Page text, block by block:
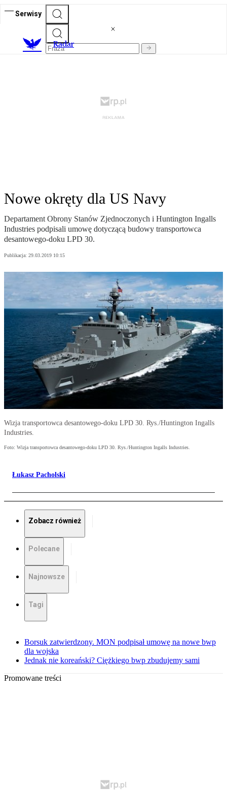
Serwisy
Radar
Nowe okręty dla US Navy
Departament Obrony Stanów Zjednoczonych i Huntington Ingalls
Industries podpisali umowę dotyczącą budowy transportowca
desantowego-doku LPD 30.
Publikacja: 29.03.2019 10:15
Wizja transportowca desantowego-doku LPD 30. Rys./Huntington Ingalls
Industries.
Foto: Wizja transportowca desantowego-doku LPD 30. Rys./Huntington Ingalls Industries.
Łukasz Pacholski
Zobacz również
Polecane
Najnowsze
Tagi
Borsuk zatwierdzony. MON podpisał umowę na nowe bwp
dla wojska
Jednak nie koreański? Ciężkiego bwp zbudujemy sami
Promowane treści